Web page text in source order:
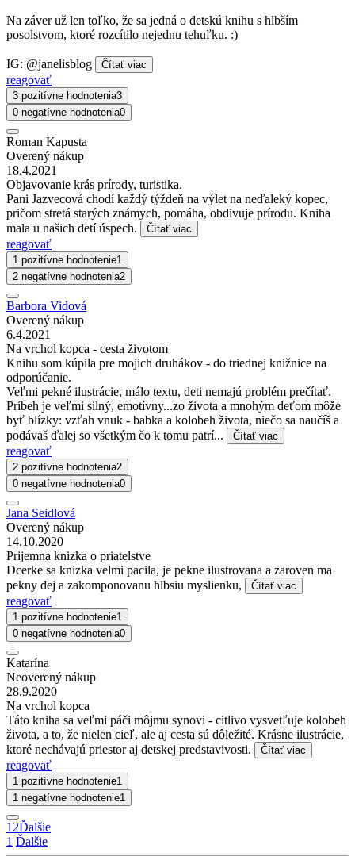
Na záver už len toľko, že sa jedná o detskú knihu s hlbším
posolstvom, ktoré rozcítilo nejednu tehuľku. :)
IG: @janelisblog Čítať viac
reagovať
3 pozitívne hodnotenia3
0 negatívne hodnotenia0
Roman Kapusta
Overený nákup
18.4.2021
Objavovanie krás prírody, turistika.
Pani Jazvecová chodí každý týždeň na výlet na neďaleký kopec,
pričom stretá starých známych, pomáha, obdivuje prírodu. Kniha
mala u našich detí úspech.
Čítať viac
reagovať
1 pozitívne hodnotenie1
2 negatívne hodnotenia2
Barbora Vidová
Overený nákup
6.4.2021
Na vrchol kopca - cesta životom
Knihu som kúpila pre mojich druhákov - do triednej knižnice na
odporúčanie.
Veľmi pekné ilustrácie, málo textu, deti nemajú problém prečítať.
Príbeh je veľmi silný, emotívny...zo života a mnohým deťom môže
byť blízky: vzťah vnuk - babka a kolobeh života, niečo sa naučíš a
podávaš ďalej so všetkým čo k tomu patrí...
Čítať viac
reagovať
2 pozitívne hodnotenia2
0 negatívne hodnotenia0
Jana Seidlová
Overený nákup
14.10.2020
Prijemna knizka o priatelstve
Dcerke sa knizka velmi pacila, je pekne ilustrovana a zaroven ma
pekny dej a zakomponovanu hlbsiu myslienku,
Čítať viac
reagovať
1 pozitívne hodnotenie1
0 negatívne hodnotenia0
Katarína
Neoverený nákup
28.9.2020
Na vrchol kopca
Táto kniha sa veľmi páči môjmu synovi - citlivo vysvetľuje kolobeh
života, a to, že nielen cieľ, ale aj cesta sú dôležité. Krásne ilustrácie,
ktoré nechávajú priestor aj detskej predstavivosti.
Čítať viac
reagovať
1 pozitívne hodnotenie1
1 negatívne hodnotenie1
1 2Ďalšie
1 Ďalšie